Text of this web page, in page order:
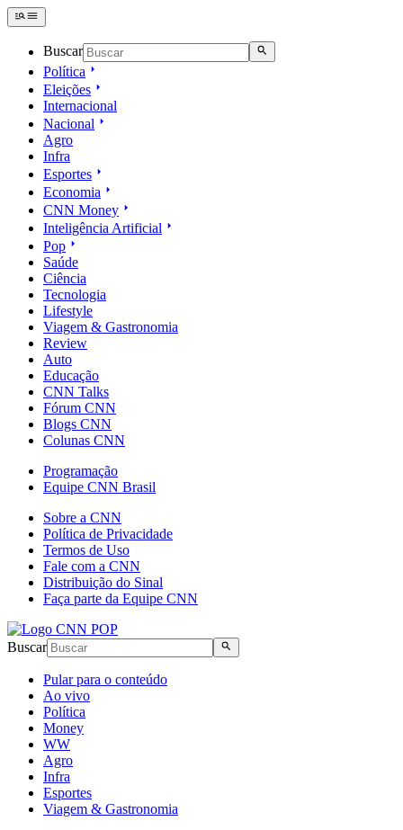
Buscar
Política
Eleições
Internacional
Nacional
Agro
Infra
Esportes
Economia
CNN Money
Inteligência Artificial
Pop
Saúde
Ciência
Tecnologia
Lifestyle
Viagem & Gastronomia
Review
Auto
Educação
CNN Talks
Fórum CNN
Blogs CNN
Colunas CNN
Programação
Equipe CNN Brasil
Sobre a CNN
Política de Privacidade
Termos de Uso
Fale com a CNN
Distribuição do Sinal
Faça parte da Equipe CNN
Buscar
Pular para o conteúdo
Ao vivo
Política
Money
WW
Agro
Infra
Esportes
Viagem & Gastronomia